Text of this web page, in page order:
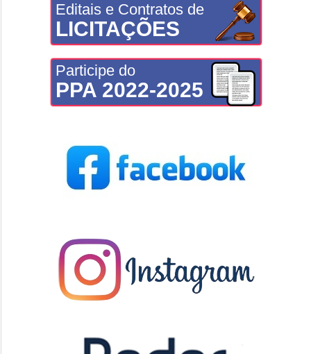
Editais e Contratos de
LICITAÇÕES
Participe do
PPA 2022-2025